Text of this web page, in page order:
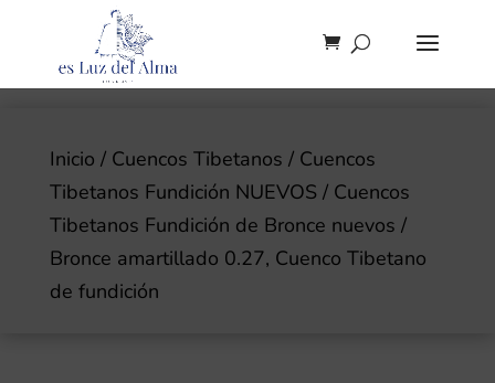
Inicio / Cuencos Tibetanos / Cuencos
Tibetanos Fundición NUEVOS / Cuencos
Tibetanos Fundición de Bronce nuevos /
Bronce amartillado 0.27, Cuenco Tibetano
de fundición